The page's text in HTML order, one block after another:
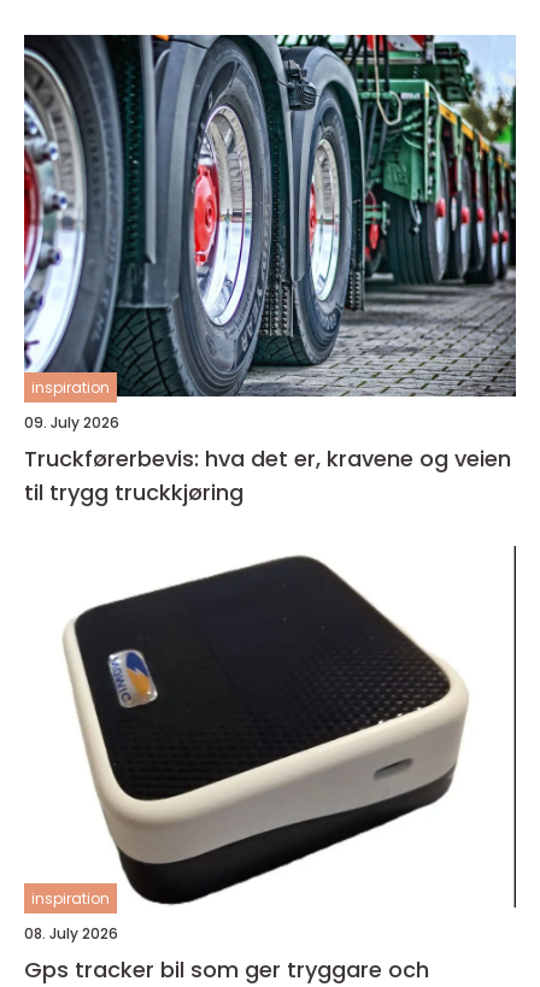
inspiration
09. July 2026
Truckførerbevis: hva det er, kravene og veien
til trygg truckkjøring
inspiration
08. July 2026
Gps tracker bil som ger tryggare och